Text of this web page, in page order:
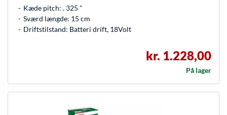
Kæde pitch: . 325 "
Sværd længde: 15 cm
Driftstilstand: Batteri drift, 18Volt
kr. 1.228,00
På lager